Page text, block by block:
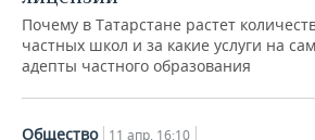
Почему в Татарстане растет
частных школ и за какие услуги на
адепты частного образования
Общество 11 апр, 16:10